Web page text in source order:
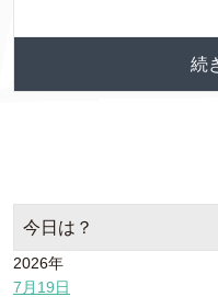
続
今日は？
2026年
7月19日